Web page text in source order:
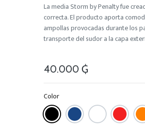
La media Storm by Penalty fue
correcta. El producto aporta
ampollas provocadas durante los
transporte del sudor a la capa
40.000 ₲
Color